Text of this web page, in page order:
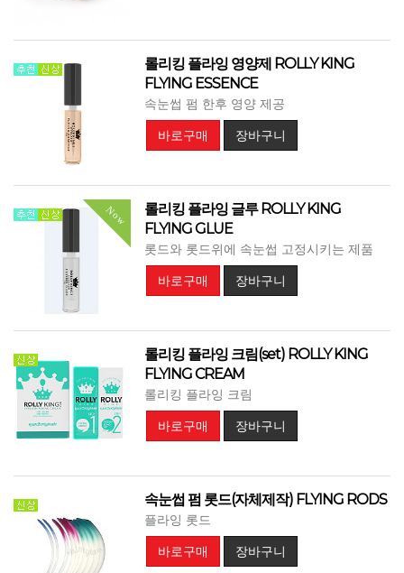
롤리킹 플라잉 영양제 ROLLY KING
FLYING ESSENCE
속눈썹 펌 한후 영양 제공
바로구매
장바구니
Now
롤리킹 플라잉 글루 ROLLY KING
FLYING GLUE
롯드와 롯드위에 속눈썹 고정시키는 제품
바로구매
장바구니
롤리킹 플라잉 크림(set) ROLLY KING
FLYING CREAM
롤리킹 플라잉 크림
바로구매
장바구니
속눈썹 펌 롯드(자체제작) FLYING RODS
플라잉 롯드
바로구매
장바구니